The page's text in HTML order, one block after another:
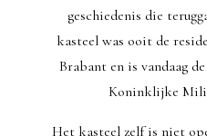
geschiedenis die
kasteel was ooit de
Brabant en is vandaag
Koninklijke
Het kasteel zelf is niet